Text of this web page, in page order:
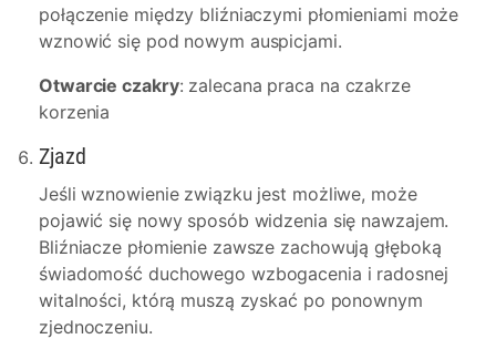
połączenie między bliźniaczymi płomieniami może
wznowić się pod nowym auspicjami.
Otwarcie czakry: zalecana praca na czakrze
korzenia
Zjazd
Jeśli wznowienie związku jest możliwe, może
pojawić się nowy sposób widzenia się nawzajem.
Bliźniacze płomienie zawsze zachowują głęboką
świadomość duchowego wzbogacenia i radosnej
witalności, którą muszą zyskać po ponownym
zjednoczeniu.